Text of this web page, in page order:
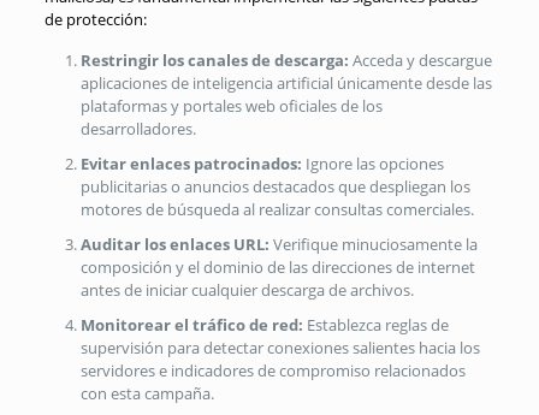
de protección:
Restringir los canales de descarga: Acceda y descargue
aplicaciones de inteligencia artificial únicamente desde las
plataformas y portales web oficiales de los
desarrolladores.
Evitar enlaces patrocinados: Ignore las opciones
publicitarias o anuncios destacados que despliegan los
motores de búsqueda al realizar consultas comerciales.
Auditar los enlaces URL: Verifique minuciosamente la
composición y el dominio de las direcciones de internet
antes de iniciar cualquier descarga de archivos.
Monitorear el tráfico de red: Establezca reglas de
supervisión para detectar conexiones salientes hacia los
servidores e indicadores de compromiso relacionados
con esta campaña.